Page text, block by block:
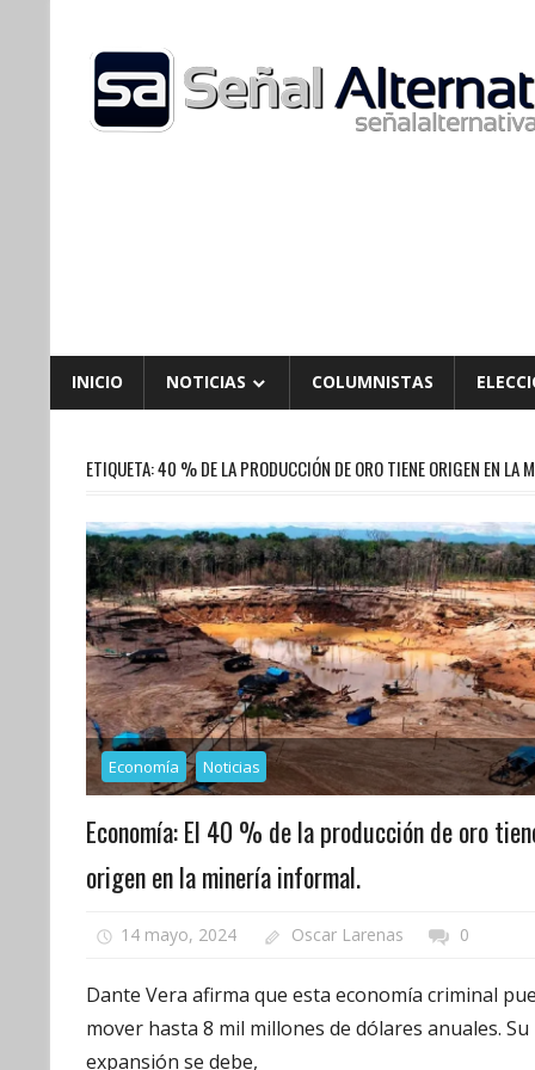
content
INICIO NOTICIAS COLUMNISTAS
ETIQUETA:40 % DE LA PRODUCCIÓN DE ORO TIENE ORIGEN EN LA
Economía Noticias
Economía: El 40 % de la producción de oro
origen en la minería informal.
14 mayo, 2024 Oscar Larenas 0
Dante Vera afirma que esta economía criminal
mover hasta 8 mil millones de dólares anuales. Su
expansión se debe,